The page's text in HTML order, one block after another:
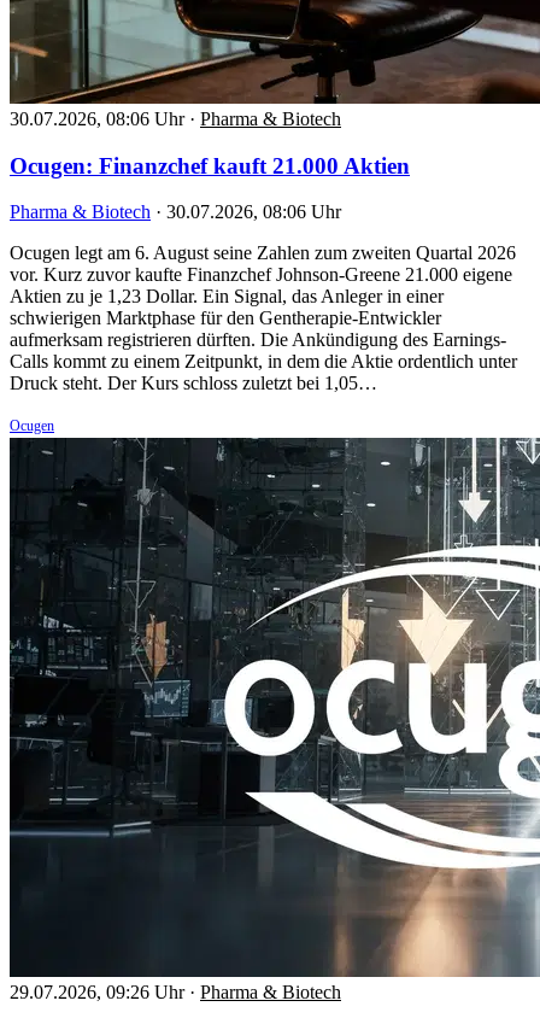
30.07.2026, 08:06 Uhr · Pharma & Biotech
Ocugen: Finanzchef kauft 21.000 Aktien
Pharma & Biotech · 30.07.2026, 08:06 Uhr
Ocugen legt am 6. August seine Zahlen zum zweiten Quartal 2026
vor. Kurz zuvor kaufte Finanzchef Johnson-Greene 21.000 eigene
Aktien zu je 1,23 Dollar. Ein Signal, das Anleger in einer
schwierigen Marktphase für den Gentherapie-Entwickler
aufmerksam registrieren dürften. Die Ankündigung des Earnings-
Calls kommt zu einem Zeitpunkt, in dem die Aktie ordentlich unter
Druck steht. Der Kurs schloss zuletzt bei 1,05…
Ocugen
29.07.2026, 09:26 Uhr · Pharma & Biotech